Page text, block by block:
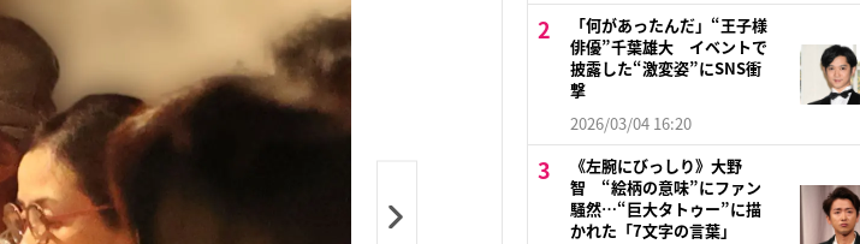
「何があったんだ」“王子様
俳優”千葉雄大 イベントで
披露した“激変姿”にSNS衝
撃
2026/03/04 16:20
《左腕にびっしり》大野
智 “絵柄の意味”にファン
騒然…“巨大タトゥー”に描
かれた「7文字の言葉」